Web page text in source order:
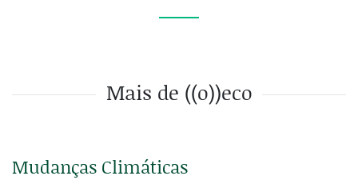
Mais de ((o))eco
Mudanças Climáticas